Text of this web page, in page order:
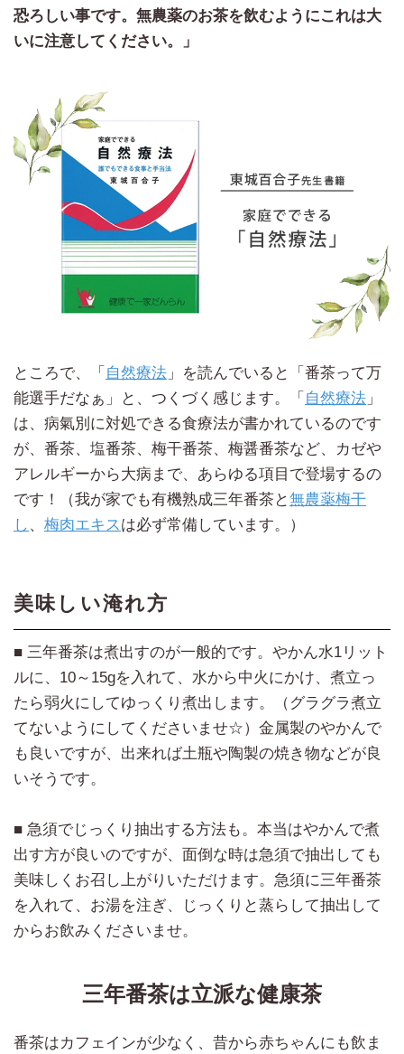
恐ろしい事です。無農薬のお茶を飲むようにこれは大
いに注意してください。」
ところで、「 自然療法 」を読んでいると「番茶って万
能選手だなぁ」と、つくづく感じます。「 自然療法 」
は、病氣別に対処できる食療法が書かれているのです
が、番茶、塩番茶、梅干番茶、梅醤番茶など、カゼや
アレルギーから大病まで、あらゆる項目で登場するの
です！（我が家でも有機熟成三年番茶と無農薬梅干
し 、 梅肉エキスは必ず常備しています。）
美味しい淹れ方
■ 三年番茶は煮出すのが一般的です。やかん水1リット
ルに、10～15gを入れて、水から中火にかけ、煮立っ
たら弱火にしてゆっくり煮出します。（グラグラ煮立
てないようにしてくださいませ☆）金属製のやかんで
も良いですが、出来れば土瓶や陶製の焼き物などが良
いそうです。
■ 急須でじっくり抽出する方法も。本当はやかんで煮
出す方が良いのですが、面倒な時は急須で抽出しても
美味しくお召し上がりいただけます。急須に三年番茶
を入れて、お湯を注ぎ、じっくりと蒸らして抽出して
からお飲みくださいませ。
三年番茶は立派な健康茶
番茶はカフェインが少なく、昔から赤ちゃんにも飲ま